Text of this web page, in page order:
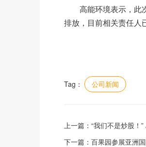
高能环境表示，此次
排放，目前相关责任人
Tag： 公司新闻
上一篇： “我们不是炒股！
下一篇： 百果园参展亚洲